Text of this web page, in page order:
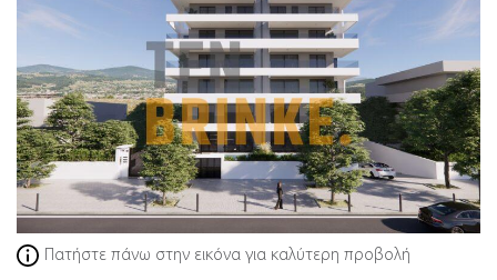
Πατήστε πάνω στην εικόνα για καλύτερη προβολή